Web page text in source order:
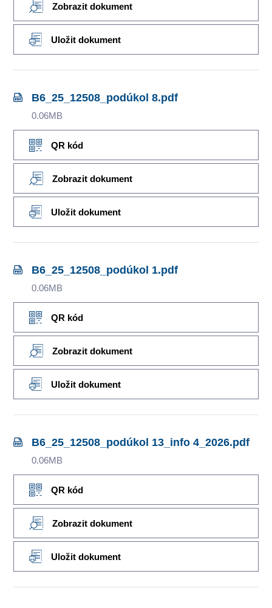
Zobrazit dokument
Uložit dokument
B6_25_12508_podúkol 8.pdf
0.06MB
QR kód
Zobrazit dokument
Uložit dokument
B6_25_12508_podúkol 1.pdf
0.06MB
QR kód
Zobrazit dokument
Uložit dokument
B6_25_12508_podúkol 13_info 4_2026.pdf
0.06MB
QR kód
Zobrazit dokument
Uložit dokument